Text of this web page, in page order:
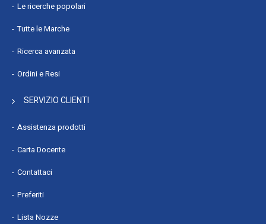
Le ricerche popolari
Tutte le Marche
Ricerca avanzata
Ordini e Resi
SERVIZIO CLIENTI
Assistenza prodotti
Carta Docente
Contattaci
Preferiti
Lista Nozze